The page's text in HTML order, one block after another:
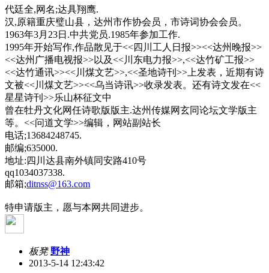
代廷全,网名;达具翔鹰.
汉,原籍重庆璧山县，达州市作协会员，市诗词协会会员。
1963年3月23日.中共党员.1985年参加工作.
1995年开始写作,作品散见于<<四川工人日报>><<达州晚报>>
<<达州广播电视报>>以及<<川东电力报>>,<<达竹矿工报>>
<<达竹通讯>><<川煤文艺>>,<<圣地诗刊>>上发表，近期有诗
文被<<川煤文艺>><<乌当诗讯>>收录发表。还有诗文发在<<
星星诗刊>>乐山杯征文中
曾在牡丹文化网任诗歌版版主.达州传媒网玄同论坛文学版主
等。<<问道文学>>编辑，网站副站长
电话;13684248745.
邮编;635000.
地址:四川达县南外镇同安路410号
qq1034037338.
邮箱;ditnss@163.com
特申请版主，愿与本网共同进步。
板凳 野神
2013-5-14 12:43:42